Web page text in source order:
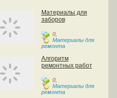
Материалы для
заборов
0,
Материалы для
ремонта
Алгоритм
ремонтных работ
0,
Материалы для
ремонта